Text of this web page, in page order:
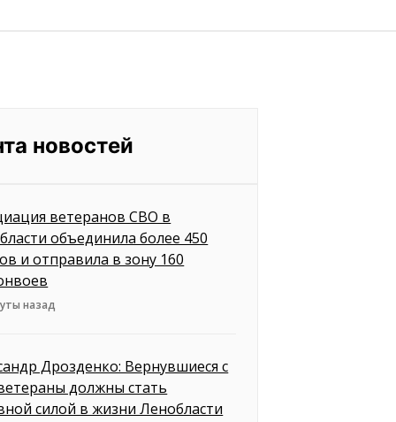
новостей
ветеранов СВО в
объединила более 450
и отправила в зону 160
назад
Дрозденко: Вернувшиеся с
должны стать
силой в жизни Ленобласти